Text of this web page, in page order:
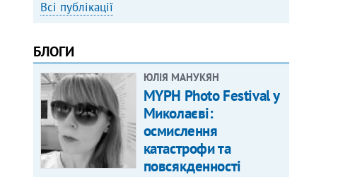
Всі публікації
БЛОГИ
ЮЛІЯ МАНУКЯН
MYPH Photo Festival у
Миколаєві:
осмислення
катастрофи та
повсякденності